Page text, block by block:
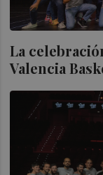
La
Valencia